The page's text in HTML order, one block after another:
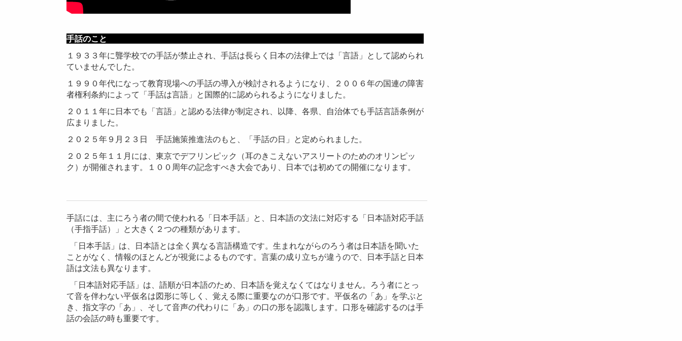
手話のこと
１９３３年に聾学校での手話が禁止され、手話は長らく日本の法律上では「言語」として認められ
ていませんでした。
１９９０年代になって教育現場への手話の導入が検討されるようになり、２００６年の国連の障害
者権利条約によって「手話は言語」と国際的に認められるようになりました。
２０１１年に日本でも「言語」と認める法律が制定され、以降、各県、自治体でも手話言語条例が
広まりました。
２０２５年９月２３日 手話施策推進法のもと、「手話の日」と定められました。
２０２５年１１月には、東京でデフリンピック（耳のきこえないアスリートのためのオリンピッ
ク）が開催されます。１００周年の記念すべき大会であり、日本では初めての開催になります。
手話には、主にろう者の間で使われる「日本手話」と、日本語の文法に対応する「日本語対応手話
（手指手話）」と大きく２つの種類があります。
「日本手話」は、 日本語とは全く異なる言語構造です。生まれながらのろう者は日本語を聞いた
ことがなく、情報のほとんどが視覚によるものです。言葉の成り立ちが違うので、日本手話と日本
語は文法も異なります。
「日本語対応手話」は、語順が日本語のため、日本語を覚えなくてはなりません。 ろう者にとっ
て音を伴わない平仮名は図形に等しく、覚える際に重要なのが口形です。平仮名の「あ」を学ぶと
き、指文字の「あ」、そして音声の代わりに「あ」の口の形を認識します。口形を確認するのは手
話の会話の時も重要です。